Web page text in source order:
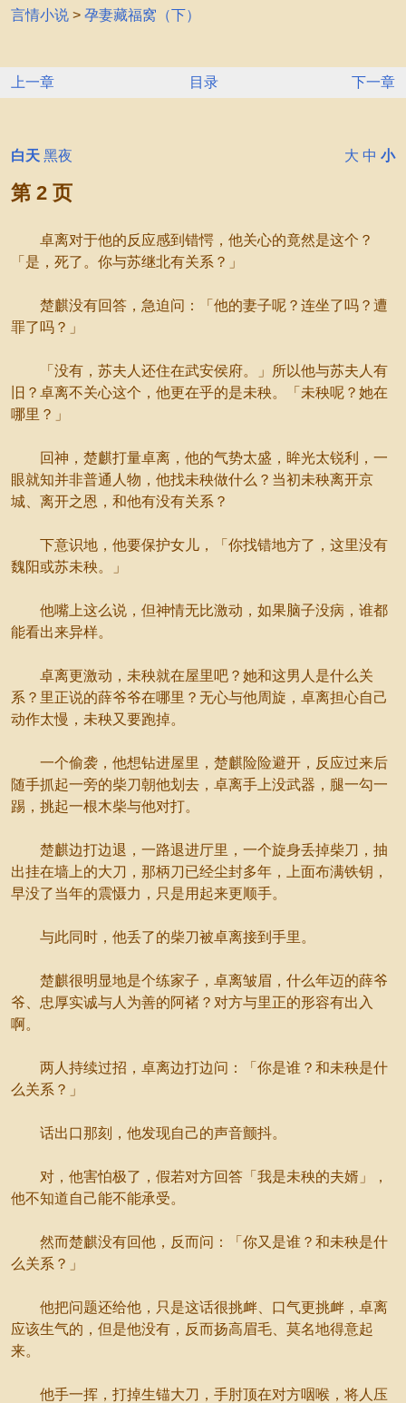
言情小说 > 孕妻藏福窝（下）
上一章 目录 下一章
白天 黑夜 大 中 小
第 2 页
卓离对于他的反应感到错愕，他关心的竟然是这个？
「是，死了。你与苏继北有关系？」
楚麒没有回答，急迫问：「他的妻子呢？连坐了吗？遭
罪了吗？」
「没有，苏夫人还住在武安侯府。」所以他与苏夫人有
旧？卓离不关心这个，他更在乎的是未秧。「未秧呢？她在
哪里？」
回神，楚麒打量卓离，他的气势太盛，眸光太锐利，一
眼就知并非普通人物，他找未秧做什么？当初未秧离开京
城、离开之恩，和他有没有关系？
下意识地，他要保护女儿，「你找错地方了，这里没有
魏阳或苏未秧。」
他嘴上这么说，但神情无比激动，如果脑子没病，谁都
能看出来异样。
卓离更激动，未秧就在屋里吧？她和这男人是什么关
系？里正说的薛爷爷在哪里？无心与他周旋，卓离担心自己
动作太慢，未秧又要跑掉。
一个偷袭，他想钻进屋里，楚麒险险避开，反应过来后
随手抓起一旁的柴刀朝他划去，卓离手上没武器，腿一勾一
踢，挑起一根木柴与他对打。
楚麒边打边退，一路退进厅里，一个旋身丢掉柴刀，抽
出挂在墙上的大刀，那柄刀已经尘封多年，上面布满铁钥，
早没了当年的震慑力，只是用起来更顺手。
与此同时，他丢了的柴刀被卓离接到手里。
楚麒很明显地是个练家子，卓离皱眉，什么年迈的薛爷
爷、忠厚实诚与人为善的阿褚？对方与里正的形容有出入
啊。
两人持续过招，卓离边打边问：「你是谁？和未秧是什
么关系？」
话出口那刻，他发现自己的声音颤抖。
对，他害怕极了，假若对方回答「我是未秧的夫婿」，
他不知道自己能不能承受。
然而楚麒没有回他，反而问：「你又是谁？和未秧是什
么关系？」
他把问题还给他，只是这话很挑衅、口气更挑衅，卓离
应该生气的，但是他没有，反而扬高眉毛、莫名地得意起
来。
他手一挥，打掉生锚大刀，手肘顶在对方咽喉，将人压